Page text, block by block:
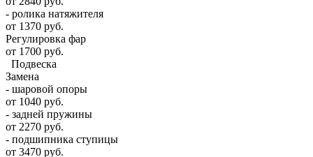
- ролика натяжителя
от 1370 руб.
Регулировка фар
от 1700 руб.
Подвеска
Замена
- шаровой опоры
от 1040 руб.
- задней пружины
от 2270 руб.
- подшипника ступицы
от 3470 руб.